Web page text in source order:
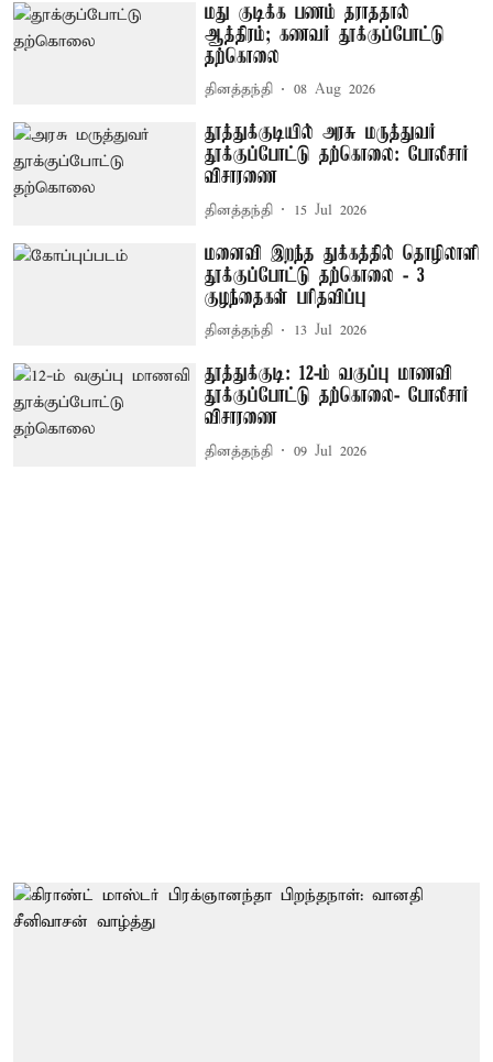
மது குடிக்க பணம் தராததால்
ஆத்திரம்; கணவர் தூக்குப்போட்டு
தற்கொலை
தினத்தந்தி 08 Aug 2026
தூத்துக்குடியில் அரசு மருத்துவர்
தூக்குப்போட்டு தற்கொலை: போலீசார்
விசாரணை
தினத்தந்தி 15 Jul 2026
மனைவி இறந்த துக்கத்தில் தொழிலாளி
தூக்குப்போட்டு தற்கொலை - 3
குழந்தைகள் பரிதவிப்பு
தினத்தந்தி 13 Jul 2026
தூத்துக்குடி: 12-ம் வகுப்பு மாணவி
தூக்குப்போட்டு தற்கொலை- போலீசார்
விசாரணை
தினத்தந்தி 09 Jul 2026